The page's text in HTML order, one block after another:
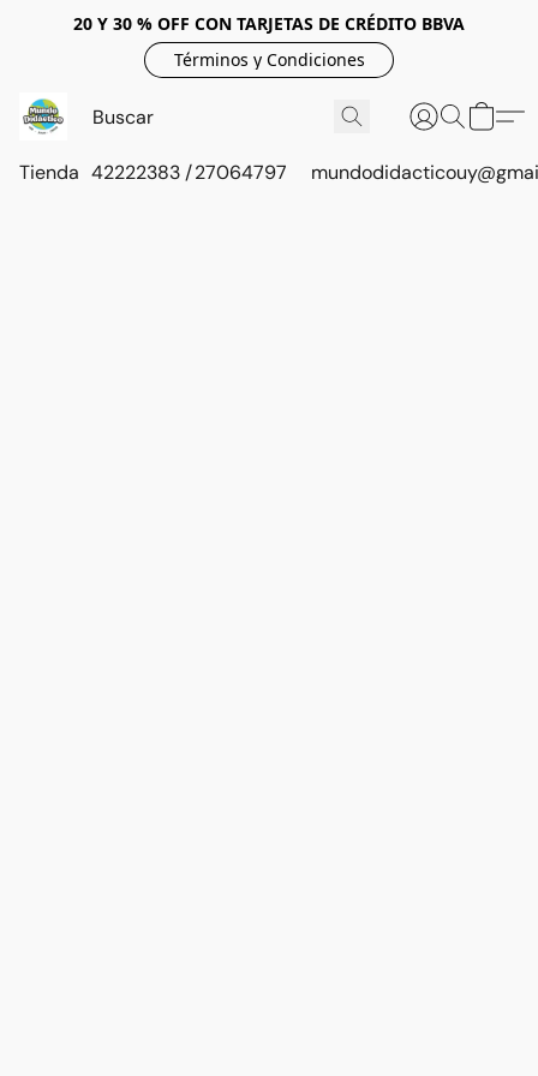
20 Y 30 % OFF CON TARJETAS DE CRÉDITO BBVA
Términos y Condiciones
Tienda 42222383 / 27064797